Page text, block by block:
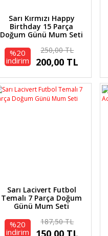
Sarı Kırmızı Happy
Birthday 15 Parça
Doğum Günü Mum Seti
%20
indirim
250,00 TL
200,00 TL
Sarı Lacivert Futbol
Temalı 7 Parça Doğum
Günü Mum Seti
%20
indirim
187,50 TL